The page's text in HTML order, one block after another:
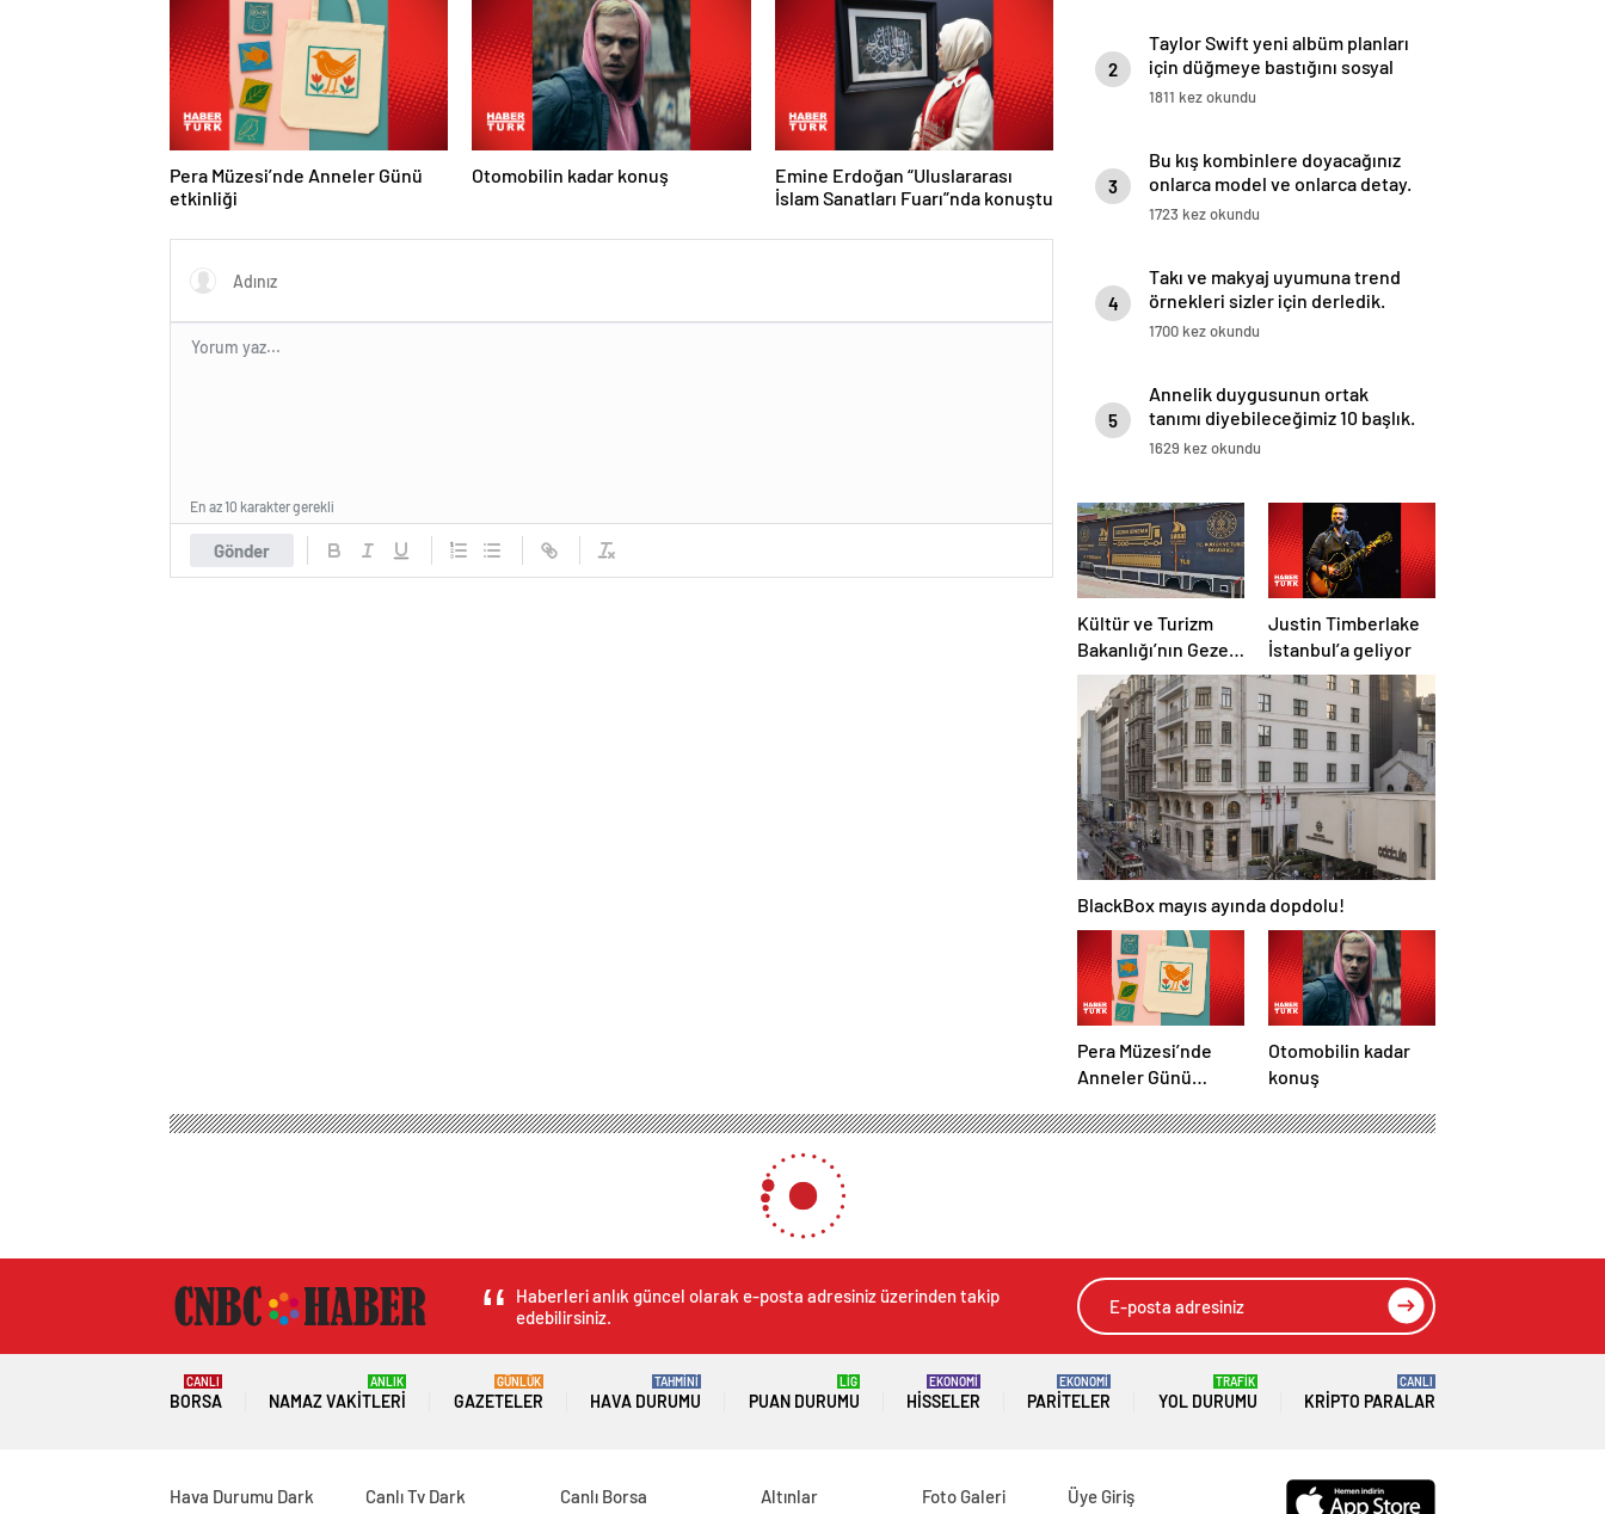
Pera Müzesi’nde Anneler Günü
etkinliği
Otomobilin kadar konuş
Emine Erdoğan “Uluslararası
İslam Sanatları Fuarı”nda konuştu
Gönder
En az 10 karakter gerekli
2
Taylor Swift yeni albüm planları
için düğmeye bastığını sosyal
medyadan duyurdu!
1811 kez okundu
3
Bu kış kombinlere doyacağınız
onlarca model ve onlarca detay.
1723 kez okundu
4
Takı ve makyaj uyumuna trend
örnekleri sizler için derledik.
1700 kez okundu
5
Annelik duygusunun ortak
tanımı diyebileceğimiz 10 başlık.
1629 kez okundu
Kültür ve Turizm
Bakanlığı’nın Gezen
Sinema TIR’ı 7 yılda
358 ilçeye ulaştı
Justin Timberlake
İstanbul’a geliyor
BlackBox mayıs ayında dopdolu!
Pera Müzesi’nde
Anneler Günü
Otomobilin kadar
konuş
Erdek’te incir ağacından düşen adam hayatını kaybetti
Erdek’te incir ağacından düşen adam hayatını kaybetti